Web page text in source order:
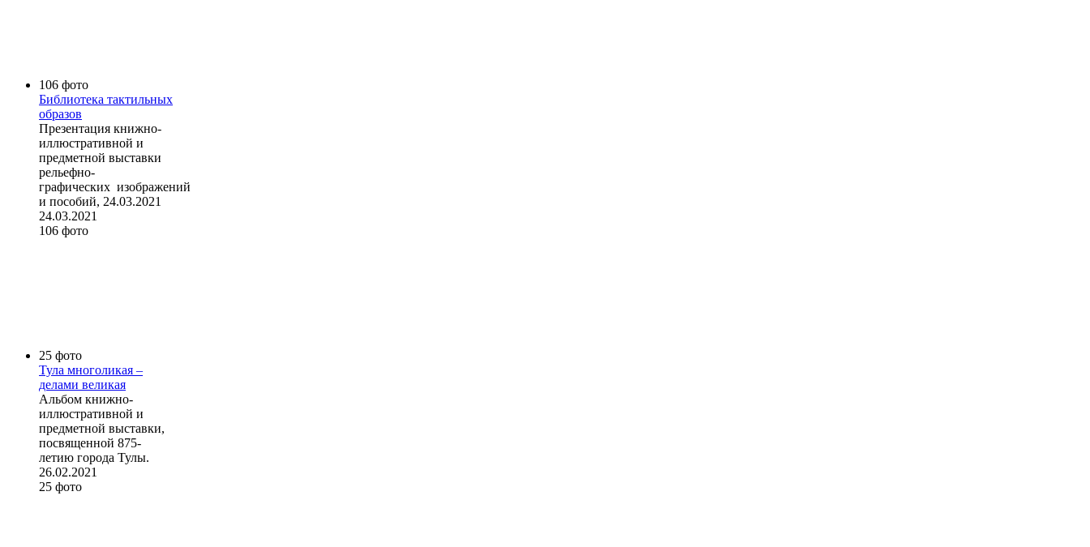
106 фото
Библиотека тактильных
образов
Презентация книжно-
иллюстративной и
предметной выставки
рельефно-
графических изображений
и пособий, 24.03.2021
24.03.2021
106 фото
25 фото
Тула многоликая –
делами великая
Альбом книжно-
иллюстративной и
предметной выставки,
посвященной 875-
летию города Тулы.
26.02.2021
25 фото